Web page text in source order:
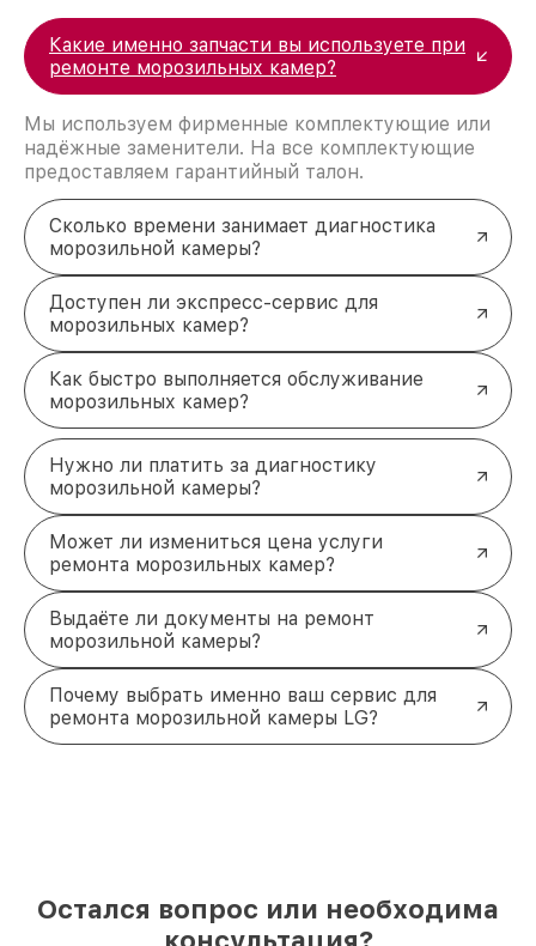
Какие именно запчасти вы используете при
ремонте морозильных камер?
Мы используем фирменные комплектующие или
надёжные заменители. На все комплектующие
предоставляем гарантийный талон.
Сколько времени занимает диагностика
морозильной камеры?
Доступен ли экспресс-сервис для
морозильных камер?
Как быстро выполняется обслуживание
морозильных камер?
Нужно ли платить за диагностику
морозильной камеры?
Может ли измениться цена услуги
ремонта морозильных камер?
Выдаёте ли документы на ремонт
морозильной камеры?
Почему выбрать именно ваш сервис для
ремонта морозильной камеры LG?
Остался вопрос или необходима